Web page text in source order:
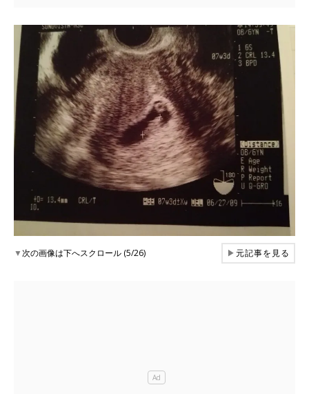
▼次の画像は下へスクロール (5/26) ▶元記事を見る